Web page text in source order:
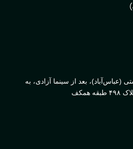
بعد از سینما آزادی، به